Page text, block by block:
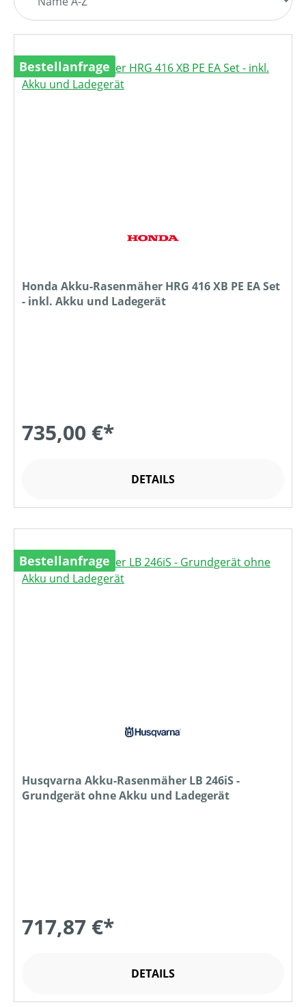
Bestellanfrage
Honda Akku-Rasenmäher HRG 416 XB PE EA Set
- inkl. Akku und Ladegerät
735,00 €*
DETAILS
Bestellanfrage
Husqvarna Akku-Rasenmäher LB 246iS -
Grundgerät ohne Akku und Ladegerät
717,87 €*
DETAILS